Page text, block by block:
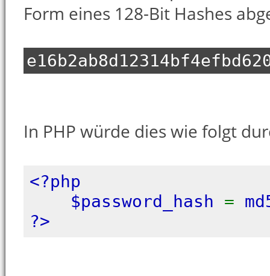
Form eines 128-Bit Hashes
In PHP würde dies wie folgt
<?php
$password_hash =
?>